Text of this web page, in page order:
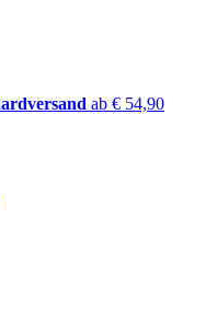
ab € 54,90